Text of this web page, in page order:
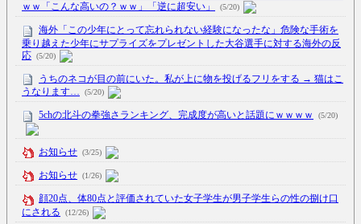
ｗｗ「こんな高いの？ｗｗ」「逆に超安い」
(5/20)
海外「この少年にとって忘れられない経験になったな」危険な手術を
乗り越えた少年にサプライズをプレゼントした大谷選手に対する海外の反
応 (5/20)
うちのネコが目の前にいた。私が上に物を投げるフリをする → 猫はこ
うなります…
(5/20)
5chの北斗の拳強さランキング、完成度が高いと話題にｗｗｗｗ (5/20)
お知らせ (3/25)
お知らせ (1/26)
顔20点、体80点と評価されていた女子学生が男子学生らの性の捌け口
にされる
(12/26)